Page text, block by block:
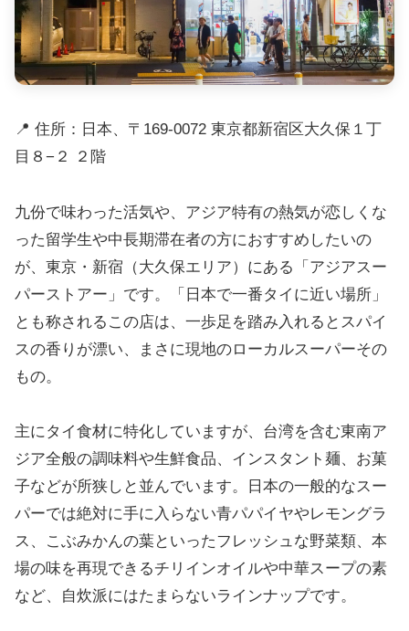
📍 住所：日本、〒169-0072 東京都新宿区大久保１丁
目８−２ ２階
九份で味わった活気や、アジア特有の熱気が恋しくな
った留学生や中長期滞在者の方におすすめしたいの
が、東京・新宿（大久保エリア）にある「アジアスー
パーストアー」です。「日本で一番タイに近い場所」
とも称されるこの店は、一歩足を踏み入れるとスパイ
スの香りが漂い、まさに現地のローカルスーパーその
もの。
主にタイ食材に特化していますが、台湾を含む東南ア
ジア全般の調味料や生鮮食品、インスタント麺、お菓
子などが所狭しと並んでいます。日本の一般的なスー
パーでは絶対に手に入らない青パパイヤやレモングラ
ス、こぶみかんの葉といったフレッシュな野菜類、本
場の味を再現できるチリインオイルや中華スープの素
など、自炊派にはたまらないラインナップです。